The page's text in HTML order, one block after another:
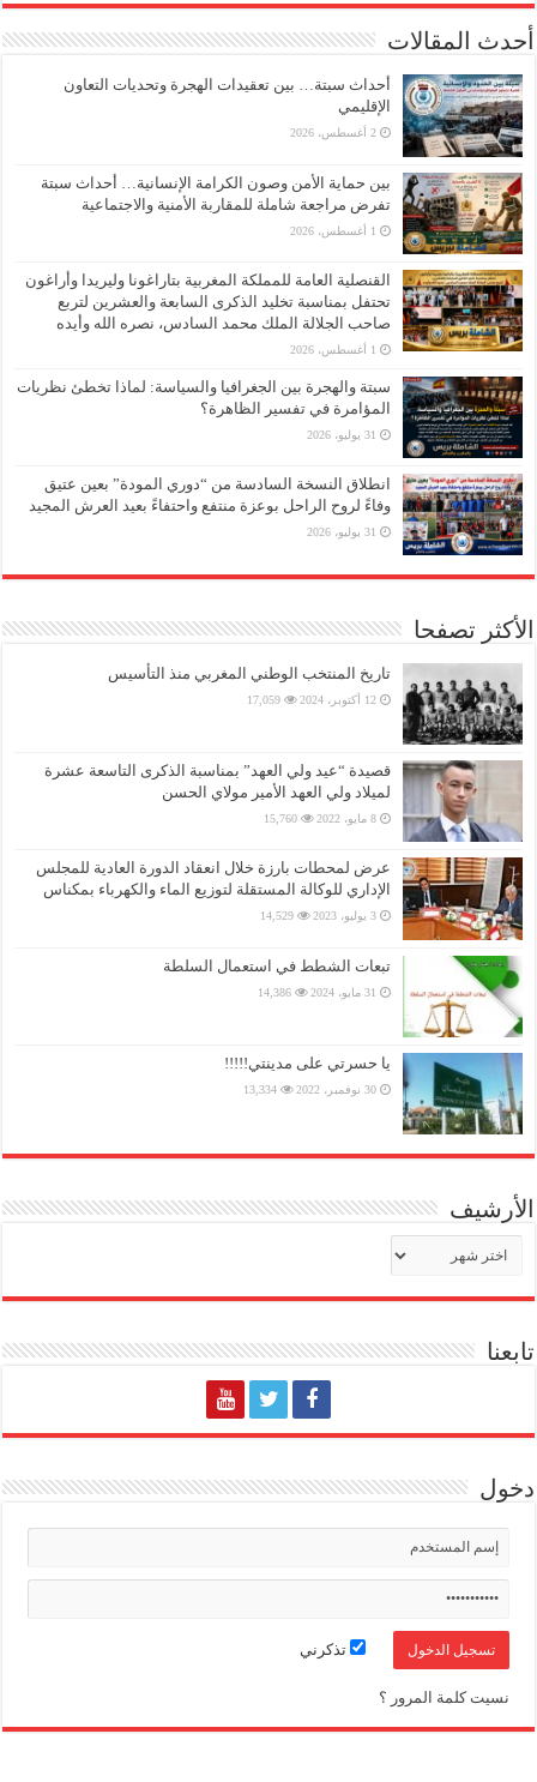
أحدث المقالات
أحداث سبتة… بين تعقيدات الهجرة وتحديات التعاون
الإقليمي
2 أغسطس، 2026
بين حماية الأمن وصون الكرامة الإنسانية… أحداث سبتة
تفرض مراجعة شاملة للمقاربة الأمنية والاجتماعية
1 أغسطس، 2026
القنصلية العامة للمملكة المغربية بتاراغونا وليريدا وأراغون
تحتفل بمناسبة تخليد الذكرى السابعة والعشرين لتربع
صاحب الجلالة الملك محمد السادس، نصره الله وأيده
1 أغسطس، 2026
سبتة والهجرة بين الجغرافيا والسياسة: لماذا تخطئ نظريات
المؤامرة في تفسير الظاهرة؟
31 يوليو، 2026
انطلاق النسخة السادسة من “دوري المودة” بعين عتيق
وفاءً لروح الراحل بوعزة منتفع واحتفاءً بعيد العرش المجيد
31 يوليو، 2026
الأكثر تصفحا
تاريخ المنتخب الوطني المغربي منذ التأسيس
12 أكتوبر، 2024 17,059
قصيدة “عيد ولي العهد” بمناسبة الذكرى التاسعة عشرة
لميلاد ولي العهد الأمير مولاي الحسن
8 مايو، 2022 15,760
عرض لمحطات بارزة خلال انعقاد الدورة العادية للمجلس
الإداري للوكالة المستقلة لتوزيع الماء والكهرباء بمكناس
3 يوليو، 2023 14,529
تبعات الشطط في استعمال السلطة
31 مايو، 2024 14,386
يا حسرتي على مدينتي!!!!!
30 نوفمبر، 2022 13,334
الأرشيف
تابعنا
دخول
تذكرني
نسيت كلمة المرور ؟